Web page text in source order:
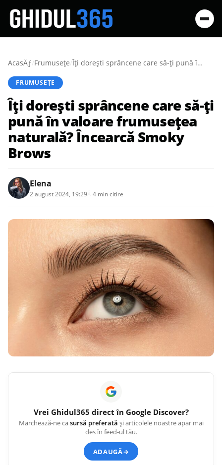
AcasÄƒ/Frumusețe/ Îți dorești sprâncene care să-ți pună în valoare frumusețea naturală? Încearcă Smoky Brows
FRUMUSEȚE
Îți dorești sprâncene care să-ți
pună în valoare frumusețea
naturală? Încearcă Smoky
Brows
Elena
2 august 2024, 19:29 4 min citire
Vrei Ghidul365 direct în Google Discover?
Marchează-ne casursă preferată și articolele noastre apar mai
des în feed-ul tău.
ADAUGĂ→